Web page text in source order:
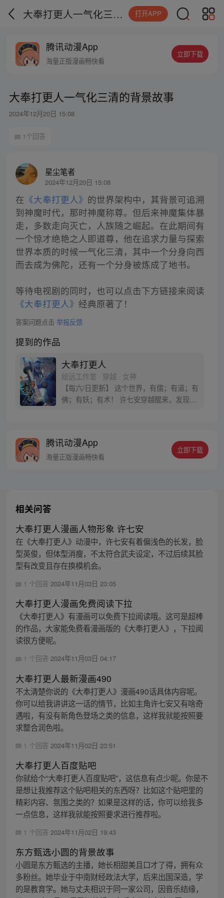
大奉打更人一气化三清的背景故事 打开APP
腾讯动漫App
海量正版漫画畅快看
立即下载
大奉打更人一气化三清的背景故事
2024年12月20日 15:08
1个回答
星尘笔者
2024年12月20日 15:08
在 《大奉打更人》 的世界架构中，其背景可追溯
到神魔时代，那时神魔称尊。但后来神魔集体暴
走，多数走向灭亡，人族随之崛起。在此期间有
一个惊才绝艳之人即道尊，他在追求力量与探索
世界本质的时候一气化三清，其中一个分身向西
而去成为佛陀，还有一个分身被炼成了地书。
等待电视剧的同时，也可以点击下方链接来阅读
《大奉打更人》 经典原著了！
答案问题点击 举报反馈
提到的作品
大奉打更人
绘远工作室 · 穿越 · 女神
【每六/日更新】 这个世界，有儒；有道；有
佛；有妖；有术！ 许七安穿越醒来，发现自
者卖报小郎君同名小说 QQ群号：
799493374
腾讯动漫App
海量正版漫画畅快看
立即下载
相关问答
大奉打更人漫画人物形象 许七安
在《大奉打更人》动漫中，许七安有着偏浅色的长发，脸
型英俊，但体型消瘦，不太符合武夫设定，不过后续其脸
型有改变且存在换模机会。
1 个回答 2024年11月03日 23:05
大奉打更人漫画免费阅读下拉
《大奉打更人》有漫画可以免费下拉阅读哦。这可是超棒
的作品，大家能免费看漫画版的《大奉打更人》，下拉阅
读很方便呢。
1 个回答 2024年11月03日 04:17
大奉打更人最新漫画490
不太清楚你说的《大奉打更人》漫画490话具体内容呢。
你可以给我讲讲这一话的情节，比如主角许七安又有啥奇
遇啦，有没有新角色登场之类的信息，这样我就能按照要
求整合润色啦。
1 个回答 2024年11月02日 23:51
大奉打更人百度贴吧
你就给个“大奉打更人百度贴吧”，这信息有点少呢。你是不
是想让我推荐这个贴吧相关的东西呀？比如这个贴吧里的
精彩内容、氛围之类的？如果是这样的话，你可以给我多
一点信息，这样我就能按照要求进行推荐啦。
1 个回答 2024年11月02日 19:43
东方甄选小圆的背景故事
小圆是东方甄选的主播，她长相甜美且口才了得，拥有众
多粉丝。她毕业于中南财经政法大学，后来出国深造，学
的是教育学。她与丈夫相识于同一家公司，因音乐结缘，